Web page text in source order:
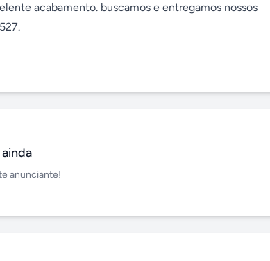
acabamento. buscamos e entregamos nossos
anunciante!